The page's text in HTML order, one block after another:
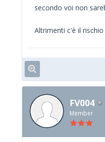
secondo voi non
Altrimenti c'è il
FV004
Member